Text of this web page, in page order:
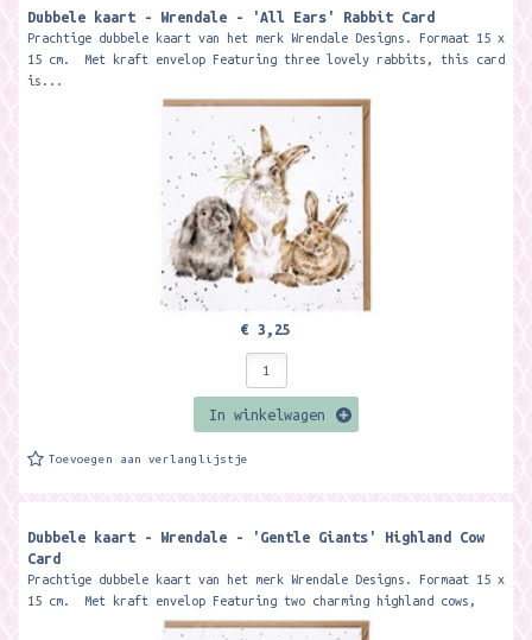
Dubbele kaart - Wrendale - 'All Ears' Rabbit Card
Prachtige dubbele kaart van het merk Wrendale Designs. Formaat 15 x
15 cm. Met kraft envelop Featuring three lovely rabbits, this card
is...
€ 3,25
In winkelwagen
Toevoegen aan verlanglijstje
Dubbele kaart - Wrendale - 'Gentle Giants' Highland Cow
Card
Prachtige dubbele kaart van het merk Wrendale Designs. Formaat 15 x
15 cm. Met kraft envelop Featuring two charming highland cows,